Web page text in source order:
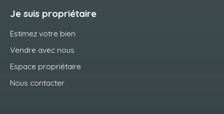
Je suis propriétaire
Estimez votre bien
Vendre avec nous
Espace propriétaire
Nous contacter